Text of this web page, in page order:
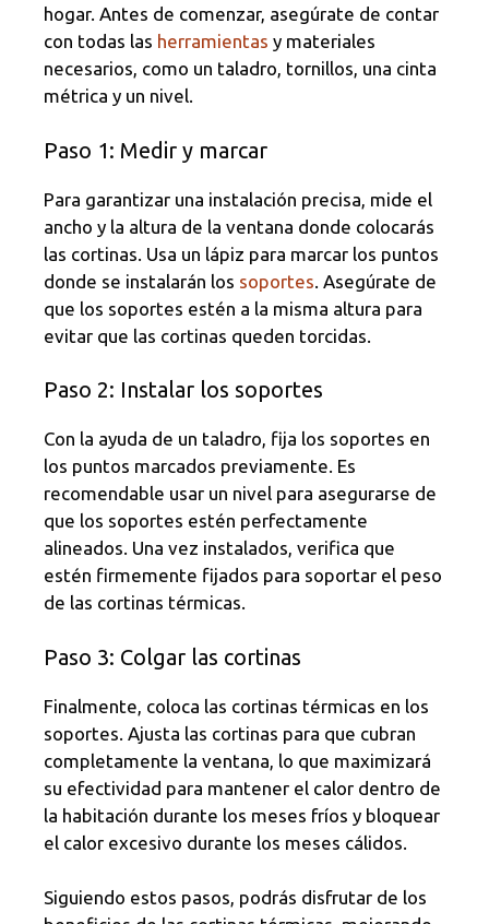
hogar. Antes de comenzar, asegúrate de contar
con todas las herramientas y materiales
necesarios, como un taladro, tornillos, una cinta
métrica y un nivel.
Paso 1: Medir y marcar
Para garantizar una instalación precisa, mide el
ancho y la altura de la ventana donde colocarás
las cortinas. Usa un lápiz para marcar los puntos
donde se instalarán los soportes. Asegúrate de
que los soportes estén a la misma altura para
evitar que las cortinas queden torcidas.
Paso 2: Instalar los soportes
Con la ayuda de un taladro, fija los soportes en
los puntos marcados previamente. Es
recomendable usar un nivel para asegurarse de
que los soportes estén perfectamente
alineados. Una vez instalados, verifica que
estén firmemente fijados para soportar el peso
de las cortinas térmicas.
Paso 3: Colgar las cortinas
Finalmente, coloca las cortinas térmicas en los
soportes. Ajusta las cortinas para que cubran
completamente la ventana, lo que maximizará
su efectividad para mantener el calor dentro de
la habitación durante los meses fríos y bloquear
el calor excesivo durante los meses cálidos.
Siguiendo estos pasos, podrás disfrutar de los